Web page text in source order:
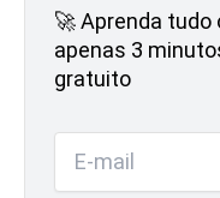
🚀 Aprenda tudo
apenas 3
gratuito